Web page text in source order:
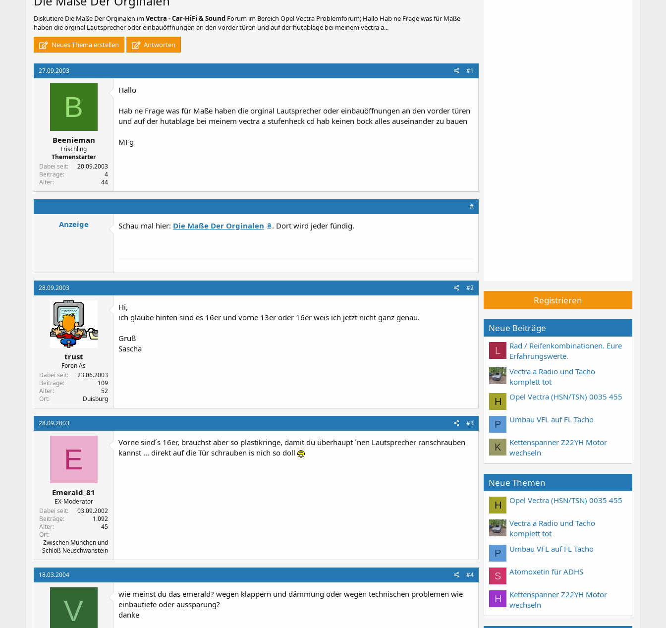
Diskutiere Die Maße Der Orginalen imVectra - Car-HiFi & Sound Forum im Bereich Opel Vectra Problemforum; Hallo Hab ne Frage was für Maße
haben die orginal Lautsprecher oder einbauöffnungen an den vorder türen und auf der hutablage bei meinem vectra a...
Neues Thema erstellen
Antworten
27.09.2003 #1
B
Beenieman
Frischling
Themenstarter
Dabei seit
20.09.2003
Beiträge
4
Alter
44
Hallo
Hab ne Frage was für Maße haben die orginal Lautsprecher oder einbauöffnungen an den vorder türen
und auf der hutablage bei meinem vectra a stufenheck cd hab keinen bock alles auseinander zu bauen
MFg
#
Anzeige Schau mal hier: Die Maße Der Orginalen . Dort wird jeder fündig.
28.09.2003 #2
trust
Foren As
Dabei seit
23.06.2003
Beiträge
109
Alter
52
Ort
Duisburg
Hi,
ich glaube hinten sind es 16er und vorne 13er oder 16er weis ich jetzt nicht ganz genau.
Gruß
Sascha
28.09.2003 #3
E
Emerald_81
EX-Moderator
Dabei seit
03.09.2002
Beiträge
1.092
Alter
45
Ort
Zwischen München und
Schloß Neuschwanstein
Vorne sind´s 16er, brauchst aber so plastikringe, damit du überhaupt ´nen Lautsprecher ranschrauben
kannst ... direkt auf die Tür schrauben is nich so doll
18.03.2004 #4
V
wie meinst du das emerald? wegen klappern und dämmung oder wegen technischen problemen wie
einbautiefe oder aussparung?
danke
Registrieren
Neue Beiträge
L
Rad / Reifenkombinationen. Eure
Erfahrungswerte.
Vectra a Radio und Tacho
komplett tot
H Opel Vectra (HSN/TSN) 0035 455
P Umbau VFL auf FL Tacho
K
Kettenspanner Z22YH Motor
wechseln
Neue Themen
H Opel Vectra (HSN/TSN) 0035 455
Vectra a Radio und Tacho
komplett tot
P Umbau VFL auf FL Tacho
S Atomoxetin für ADHS
H
Kettenspanner Z22YH Motor
wechseln